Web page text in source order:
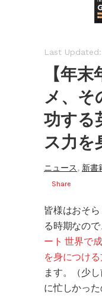
Last
【年
メ、そ
功する
ス力を
ニュース, 新書
Share
皆様はおそ
る時期なので
ート 世界で
を身につけ
ます。（少
に忙しかっ